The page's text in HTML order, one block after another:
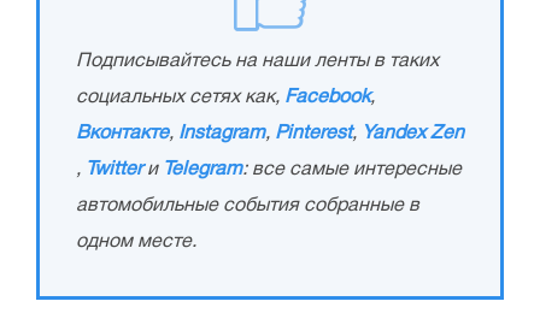
Подписывайтесь на наши ленты в таких
социальных сетях как, Facebook,
Вконтакте, Instagram, Pinterest, Yandex Zen
, Twitterи Telegram: все самые интересные
автомобильные события собранные в
одном месте.